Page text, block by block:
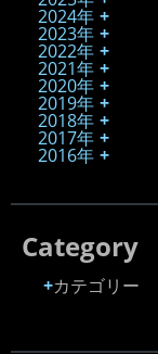
2024年
2023年
2022年
2021年
2020年
2019年
2018年
2017年
2016年
Category
カテゴリー